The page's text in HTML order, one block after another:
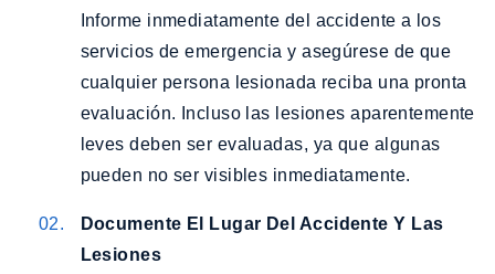
Informe inmediatamente del accidente a los
servicios de emergencia y asegúrese de que
cualquier persona lesionada reciba una pronta
evaluación. Incluso las lesiones aparentemente
leves deben ser evaluadas, ya que algunas
pueden no ser visibles inmediatamente.
Documente El Lugar Del Accidente Y Las
Lesiones